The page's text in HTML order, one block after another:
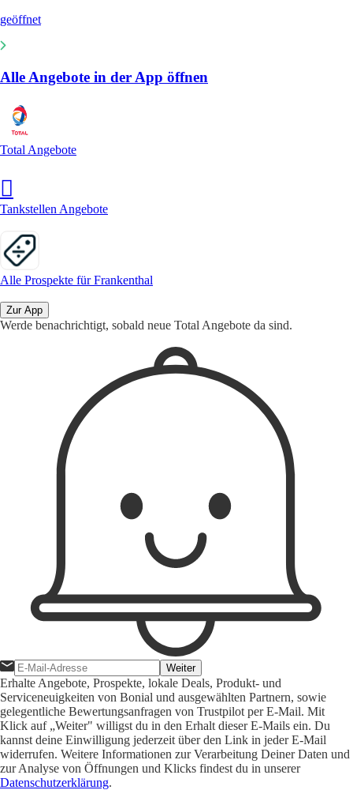
geöffnet
Alle Angebote in der App öffnen
Total Angebote
Tankstellen Angebote
Alle Prospekte für Frankenthal
Zur App
Werde benachrichtigt, sobald neue Total Angebote da sind.
Weiter
Erhalte Angebote, Prospekte, lokale Deals, Produkt- und
Serviceneuigkeiten von Bonial und ausgewählten Partnern, sowie
gelegentliche Bewertungsanfragen von Trustpilot per E-Mail. Mit
Klick auf „Weiter" willigst du in den Erhalt dieser E-Mails ein. Du
kannst deine Einwilligung jederzeit über den Link in jeder E-Mail
widerrufen. Weitere Informationen zur Verarbeitung Deiner Daten und
zur Analyse von Öffnungen und Klicks findest du in unserer
Datenschutzerklärung.